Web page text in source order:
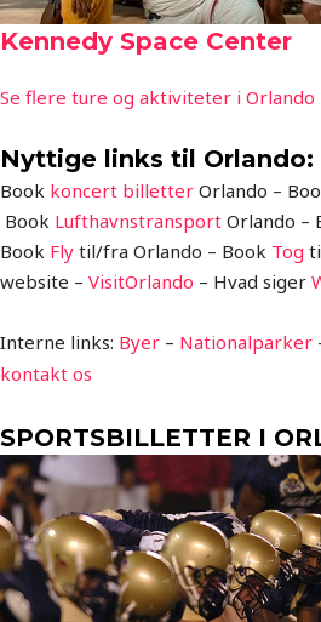
Kennedy Space Center
Se flere ture og aktiviteter i Orlando
Nyttige links til Orlando:
Book koncert billetter Orlando –
Book Lufthavnstransport Orlando –
Book Fly til/fra Orlando – Book Tog
website – VisitOrlando – Hvad siger
Interne links: Byer – Nationalparker
kontakt os
SPORTSBILLETTER I